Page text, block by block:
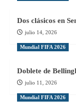
Dos clásicos en
julio 14, 2026
Mundial FIFA 2026
Doblete de
julio 11, 2026
Mundial FIFA 2026